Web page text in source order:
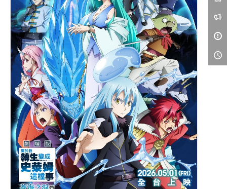
VR 演唱會
GOLD CLASS
AD口述影像
LIVE演唱會
影城公告
影城活動
中獎名單
合作夥伴